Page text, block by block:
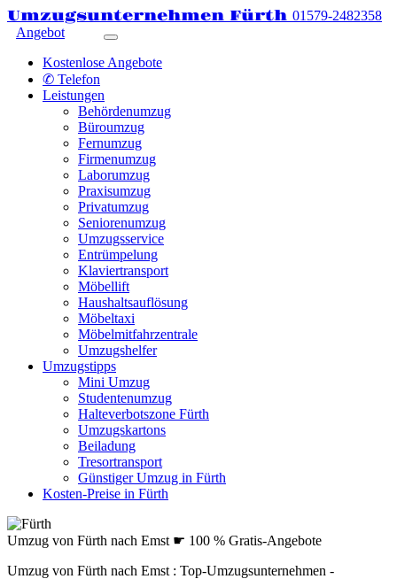
Umzugsunternehmen Fürth 01579-2482358
Angebot
Kostenlose Angebote
✆ Telefon
Leistungen
Behördenumzug
Büroumzug
Fernumzug
Firmenumzug
Laborumzug
Praxisumzug
Privatumzug
Seniorenumzug
Umzugsservice
Entrümpelung
Klaviertransport
Möbellift
Haushaltsauflösung
Möbeltaxi
Möbelmitfahrzentrale
Umzugshelfer
Umzugstipps
Mini Umzug
Studentenumzug
Halteverbotszone Fürth
Umzugskartons
Beiladung
Tresortransport
Günstiger Umzug in Fürth
Kosten-Preise in Fürth
Umzug von Fürth nach Emst ☛ 100 % Gratis-Angebote
Umzug von Fürth nach Emst : Top-Umzugsunternehmen -